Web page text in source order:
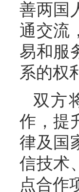
善两国
通交流
易和服
系的权
双方
作，提
律及国
信技术
点合作